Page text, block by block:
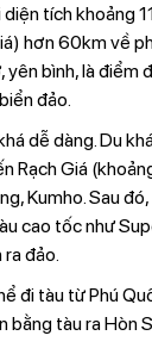
diện tích khoảng
hơn 60km về
bình, là điểm
đảo.
dễ dàng. Du
Rạch Giá
Kumho. Sau
cao tốc như
đảo.
đi tàu từ Phú
bằng tàu ra Hòn